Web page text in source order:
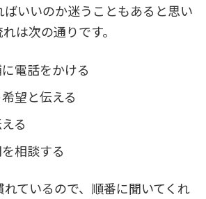
ばいいのか迷うこともあると思い
は次の通りです。
電話をかける
望と伝える
る
相談する
ているので、順番に聞いてくれ